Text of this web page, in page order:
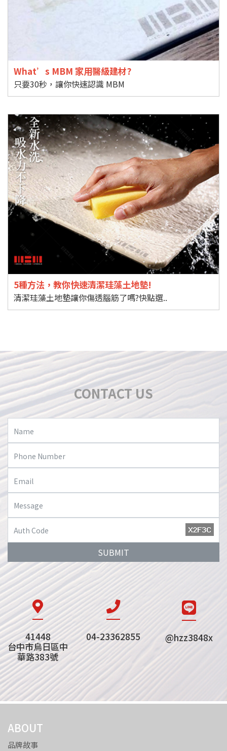
What’s MBM 家用醫級建材?
只要30秒，讓你快速認識 MBM
5種方法，教你快速清潔珪藻土地墊!
清潔珪藻土地墊讓你傷透腦筋了嗎?快點選..
CONTACT US
SUBMIT
41448
台中市烏日區中
華路383號
04-23362855 @hzz3848x
ABOUT
品牌故事